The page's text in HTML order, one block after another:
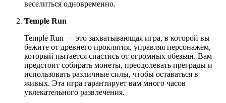
веселиться одновременно.
Temple Run
Temple Run — это захватывающая игра, в которой вы
бежите от древнего проклятия, управляя персонажем,
который пытается спастись от огромных обезьян. Вам
предстоит собирать монеты, преодолевать преграды и
использовать различные силы, чтобы оставаться в
живых. Эта игра гарантирует вам много часов
увлекательного развлечения.